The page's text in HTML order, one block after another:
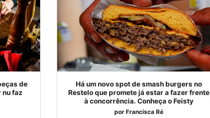
de
nu faz
Há um novo spot de smash burgers no
Restelo que promete já estar a fazer frente
à concorrência. Conheça o Feisty
por Francisca Ré